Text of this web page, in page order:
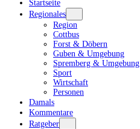
Startseite
Regionales
Region
Cottbus
Forst & Döbern
Guben & Umgebung
Spremberg & Umgebung
Sport
Wirtschaft
Personen
Damals
Kommentare
Ratgeber